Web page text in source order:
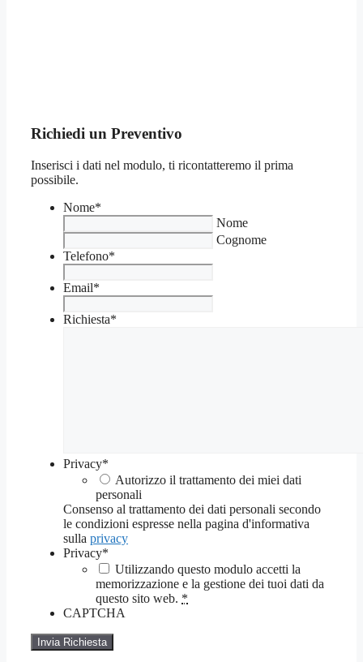
Richiedi un Preventivo
Inserisci i dati nel modulo, ti ricontatteremo il prima
possibile.
Nome*
Nome
Cognome
Telefono*
Email*
Richiesta*
Privacy*
Autorizzo il trattamento dei miei dati
personali
Consenso al trattamento dei dati personali secondo
le condizioni espresse nella pagina d'informativa
sulla privacy
Privacy*
Utilizzando questo modulo accetti la
memorizzazione e la gestione dei tuoi dati da
questo sito web. *
CAPTCHA